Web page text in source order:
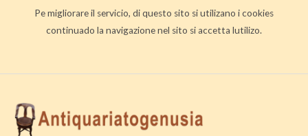
Pe migliorare il servicio, di questo sito si utilizano i cookies
continuado la navigazione nel sito si accetta lutilizo.